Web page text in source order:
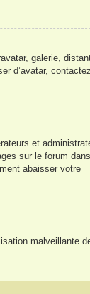
galerie,
d’avatar,
et
sur le forum
abaisser votre
malveillante